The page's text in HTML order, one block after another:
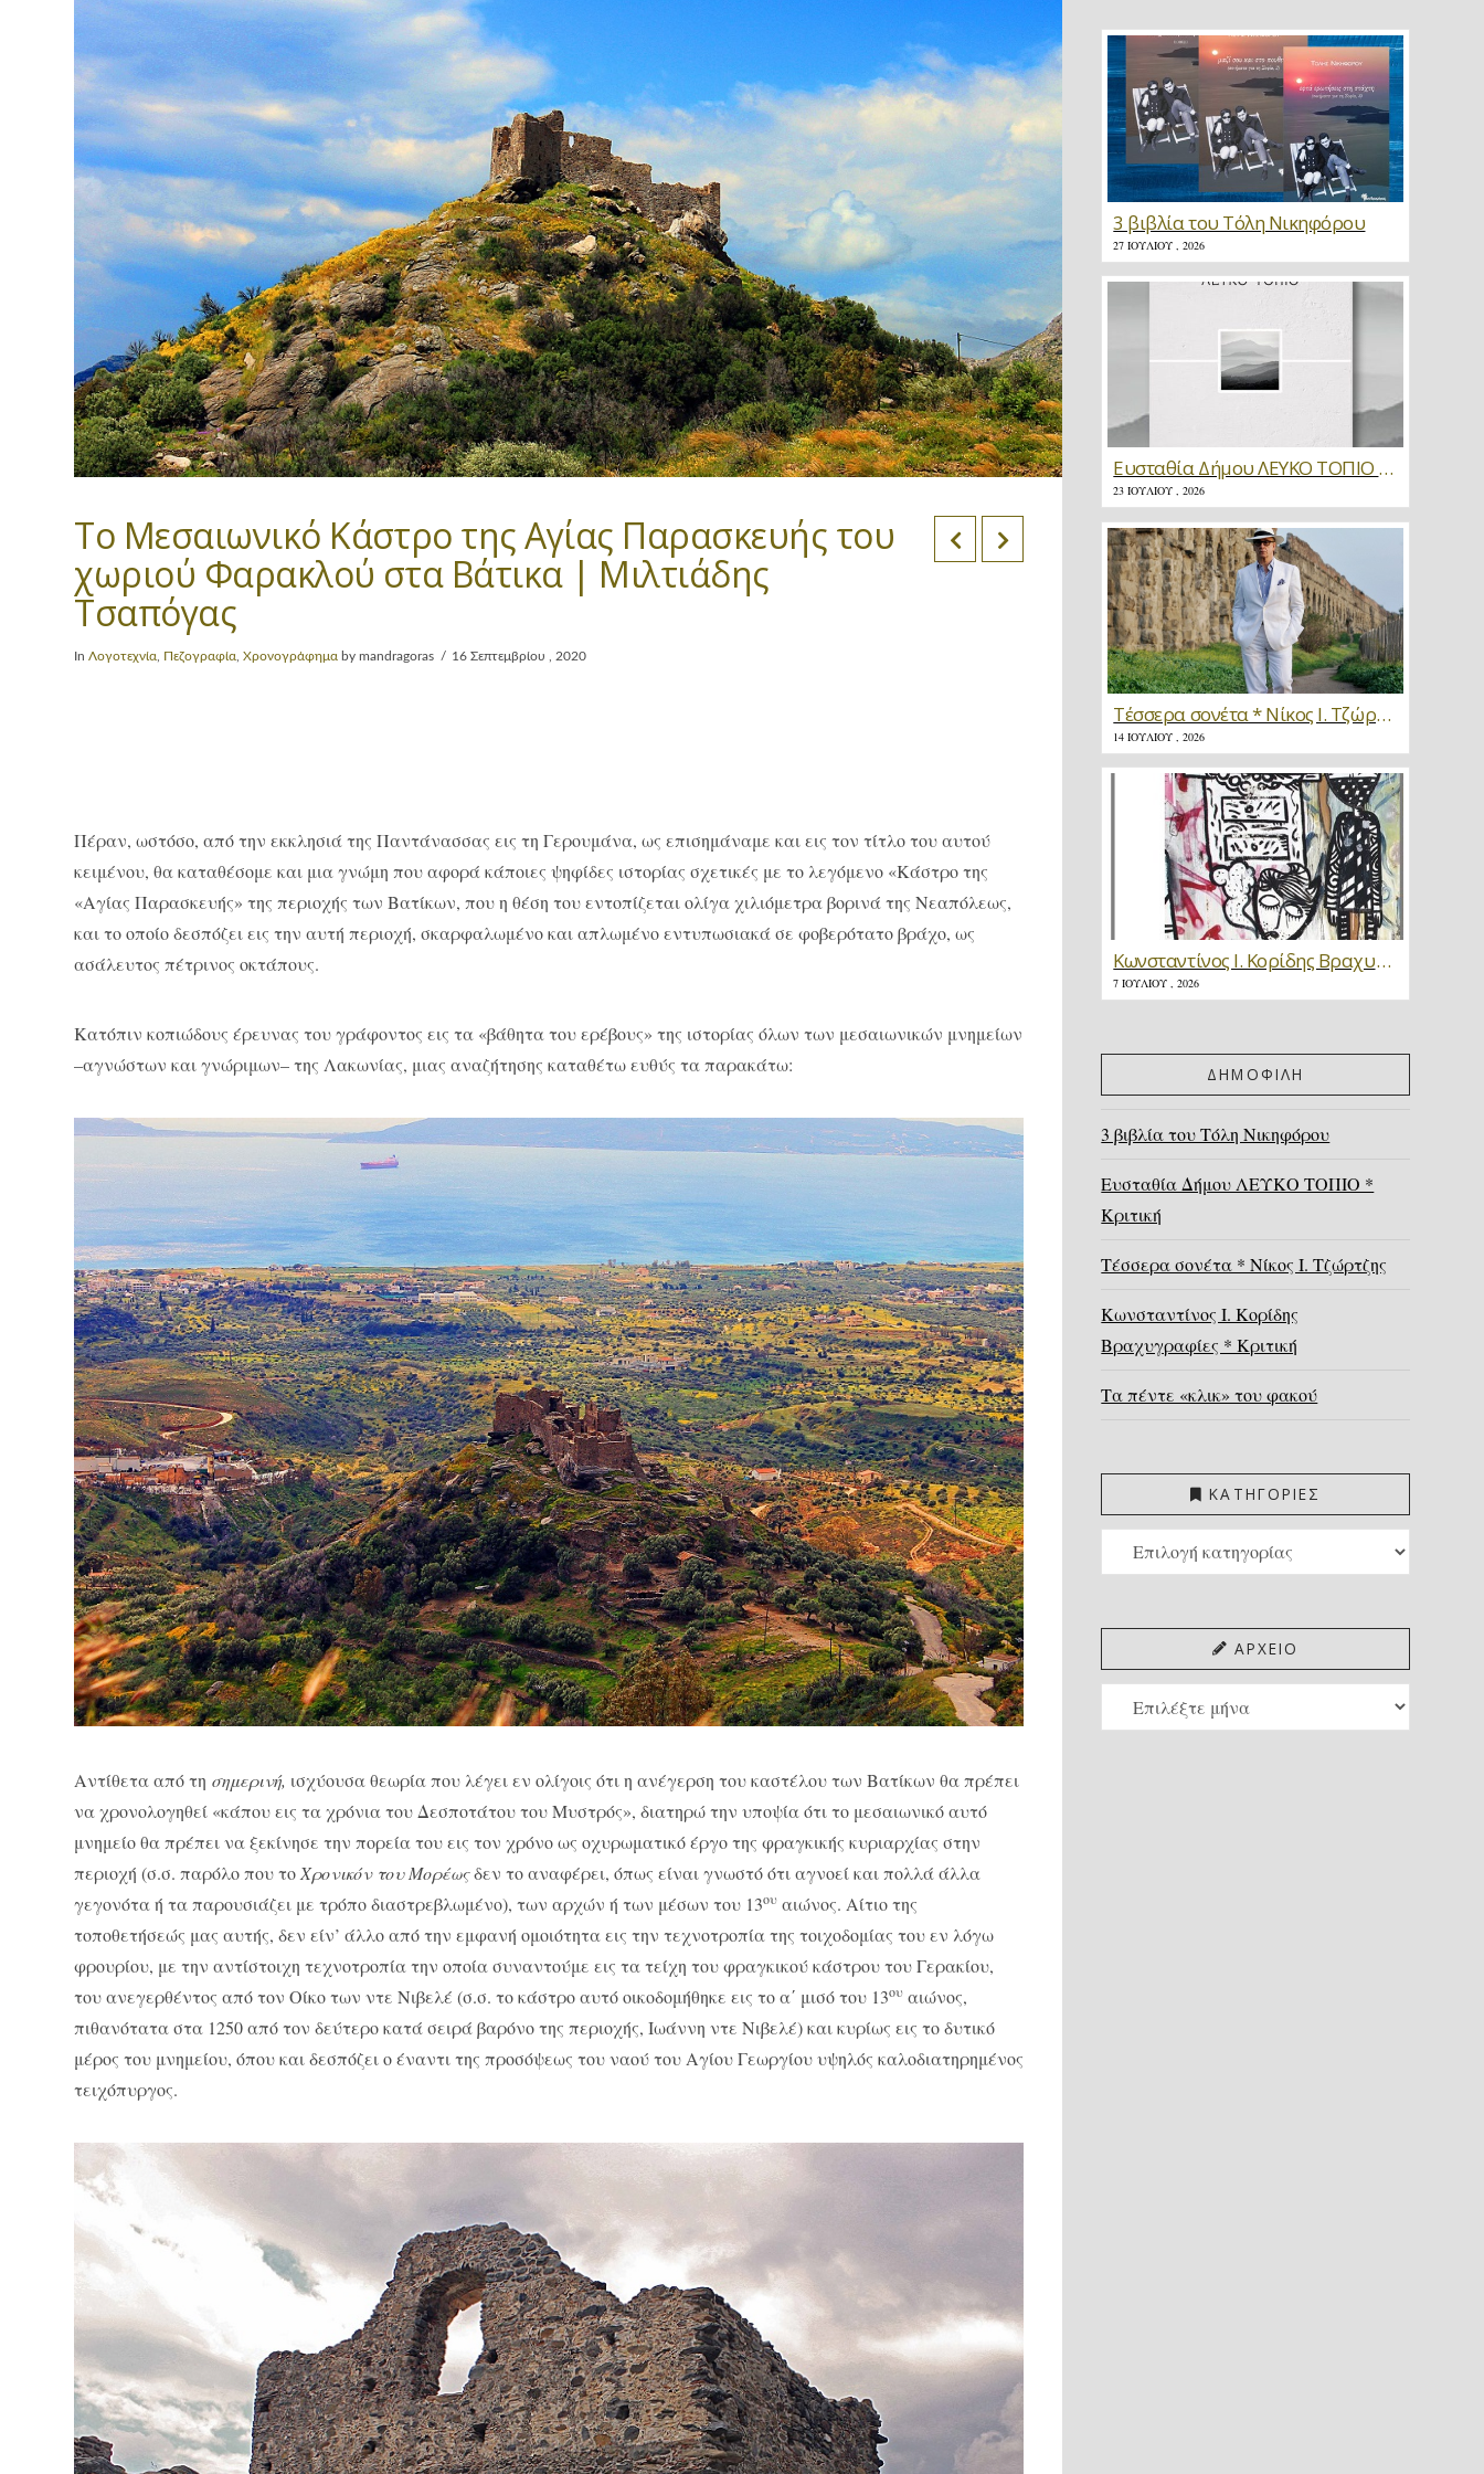
Το Μεσαιωνικό Κάστρο της Αγίας Παρασκευής του
χωριού Φαρακλού στα Βάτικα | Μιλτιάδης
Τσαπόγας
InΛογοτεχνία Πεζογραφία ,Χρονογράφημα by mandragoras 16 Σεπτεμβρίου , 2020
Πέραν, ωστόσο, από την εκκλησιά της Παντάνασσας εις τη Γερουμάνα, ως επισημάναμε και εις τον τίτλο του αυτού
κειμένου, θα καταθέσομε και μια γνώμη που αφορά κάποιες ψηφίδες ιστορίας σχετικές με το λεγόμενο «Κάστρο της
«Αγίας Παρασκευής» της περιοχής των Βατίκων, που η θέση του εντοπίζεται ολίγα χιλιόμετρα βορινά της Νεαπόλεως,
και το οποίο δεσπόζει εις την αυτή περιοχή, σκαρφαλωμένο και απλωμένο εντυπωσιακά σε φοβερότατο βράχο, ως
ασάλευτος πέτρινος οκτάπους.
Κατόπιν κοπιώδους έρευνας του γράφοντος εις τα «βάθητα του ερέβους» της ιστορίας όλων των μεσαιωνικών μνημείων
–αγνώστων και γνώριμων– της Λακωνίας, μιας αναζήτησης καταθέτω ευθύς τα παρακάτω:
Αντίθετα από τη σημερινή, ισχύουσα θεωρία που λέγει εν ολίγοις ότι η ανέγερση του καστέλου των Βατίκων θα πρέπει
να χρονολογηθεί «κάπου εις τα χρόνια του Δεσποτάτου του Μυστρός», διατηρώ την υποψία ότι το μεσαιωνικό αυτό
μνημείο θα πρέπει να ξεκίνησε την πορεία του εις τον χρόνο ως οχυρωματικό έργο της φραγκικής κυριαρχίας στην
περιοχή (σ.σ. παρόλο που το Χρονικόν του Μορέωςδεν το αναφέρει, όπως είναι γνωστό ότι αγνοεί και πολλά άλλα
γεγονότα ή τα παρουσιάζει με τρόπο διαστρεβλωμένο), των αρχών ή των μέσων του 13ου αιώνος. Αίτιο της
τοποθετήσεώς μας αυτής, δεν είν’ άλλο από την εμφανή ομοιότητα εις την τεχνοτροπία της τοιχοδομίας του εν λόγω
φρουρίου, με την αντίστοιχη τεχνοτροπία την οποία συναντούμε εις τα τείχη του φραγκικού κάστρου του Γερακίου,
του ανεγερθέντος από τον Οίκο των ντε Νιβελέ (σ.σ. το κάστρο αυτό οικοδομήθηκε εις το α΄ μισό του 13ου αιώνος,
πιθανότατα στα 1250 από τον δεύτερο κατά σειρά βαρόνο της περιοχής, Ιωάννη ντε Νιβελέ) και κυρίως εις το δυτικό
μέρος του μνημείου, όπου και δεσπόζει ο έναντι της προσόψεως του ναού του Αγίου Γεωργίου υψηλός καλοδιατηρημένος
τειχόπυργος.
3 βιβλία του Τόλη Νικηφόρου
27 ΙΟΥΛΊΟΥ , 2026
Ευσταθία Δήμου ΛΕΥΚΟ ΤΟΠΙΟ * Κριτική
23 ΙΟΥΛΊΟΥ , 2026
Τέσσερα σονέτα * Νίκος Ι. Τζώρτζης
14 ΙΟΥΛΊΟΥ , 2026
Κωνσταντίνος Ι. Κορίδης Βραχυγραφίες * Κριτική
7 ΙΟΥΛΊΟΥ , 2026
ΔΗΜΟΦΙΛΗ
3 βιβλία του Τόλη Νικηφόρου
Ευσταθία Δήμου ΛΕΥΚΟ ΤΟΠΙΟ *
Κριτική
Τέσσερα σονέτα * Νίκος Ι. Τζώρτζης
Κωνσταντίνος Ι. Κορίδης
Βραχυγραφίες * Κριτική
Τα πέντε «κλικ» του φακού
ΚΑΤΗΓΟΡΙΕΣ
ΚΑΤΗΓΟΡΙΕΣ
ΑΡΧΕΙΟ
ΑΡΧΕΙΟ